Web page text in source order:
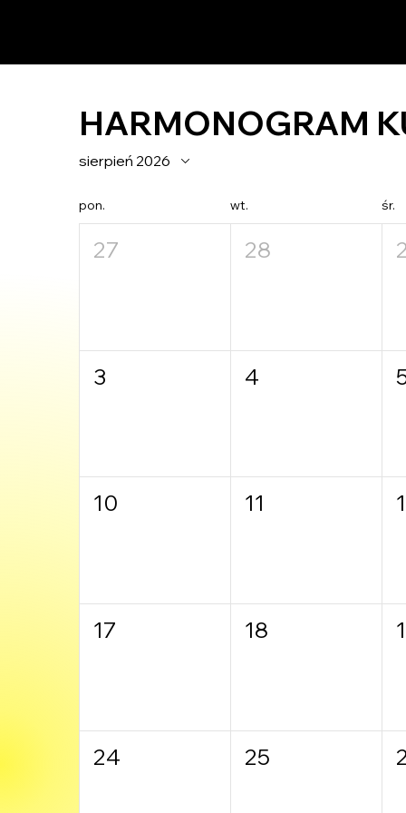
HARMONOGRAM
sierpień 2026
pon. wt. śr.
27 28
3 4
10 11
17 18
24 25